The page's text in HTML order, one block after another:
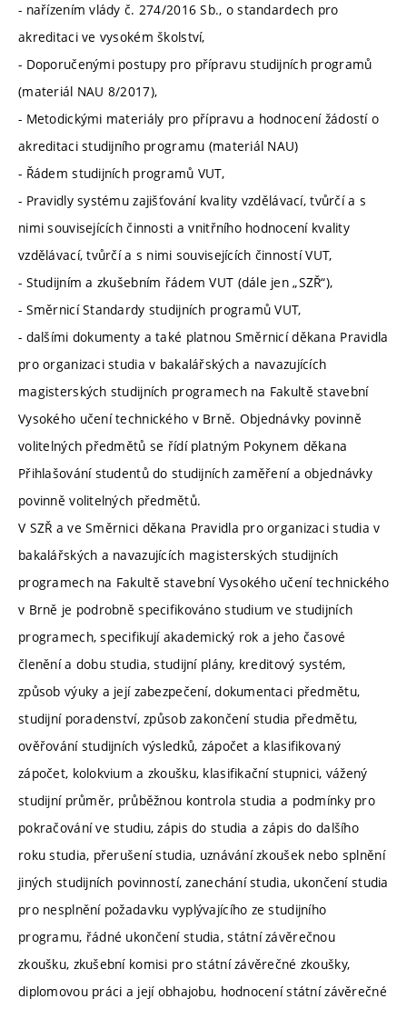
- nařízením vlády č. 274/2016 Sb., o standardech pro
akreditaci ve vysokém školství,
- Doporučenými postupy pro přípravu studijních programů
(materiál NAU 8/2017),
- Metodickými materiály pro přípravu a hodnocení žádostí o
akreditaci studijního programu (materiál NAU)
- Řádem studijních programů VUT,
- Pravidly systému zajišťování kvality vzdělávací, tvůrčí a s
nimi souvisejících činnosti a vnitřního hodnocení kvality
vzdělávací, tvůrčí a s nimi souvisejících činností VUT,
- Studijním a zkušebním řádem VUT (dále jen „SZŘ“),
- Směrnicí Standardy studijních programů VUT,
- dalšími dokumenty a také platnou Směrnicí děkana Pravidla
pro organizaci studia v bakalářských a navazujících
magisterských studijních programech na Fakultě stavební
Vysokého učení technického v Brně. Objednávky povinně
volitelných předmětů se řídí platným Pokynem děkana
Přihlašování studentů do studijních zaměření a objednávky
povinně volitelných předmětů.
V SZŘ a ve Směrnici děkana Pravidla pro organizaci studia v
bakalářských a navazujících magisterských studijních
programech na Fakultě stavební Vysokého učení technického
v Brně je podrobně specifikováno studium ve studijních
programech, specifikují akademický rok a jeho časové
členění a dobu studia, studijní plány, kreditový systém,
způsob výuky a její zabezpečení, dokumentaci předmětu,
studijní poradenství, způsob zakončení studia předmětu,
ověřování studijních výsledků, zápočet a klasifikovaný
zápočet, kolokvium a zkoušku, klasifikační stupnici, vážený
studijní průměr, průběžnou kontrola studia a podmínky pro
pokračování ve studiu, zápis do studia a zápis do dalšího
roku studia, přerušení studia, uznávání zkoušek nebo splnění
jiných studijních povinností, zanechání studia, ukončení studia
pro nesplnění požadavku vyplývajícího ze studijního
programu, řádné ukončení studia, státní závěrečnou
zkoušku, zkušební komisi pro státní závěrečné zkoušky,
diplomovou práci a její obhajobu, hodnocení státní závěrečné